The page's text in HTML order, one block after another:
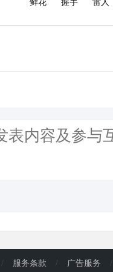
鲜花 握手 雷人
/ 服务条款 / 广告服务 /